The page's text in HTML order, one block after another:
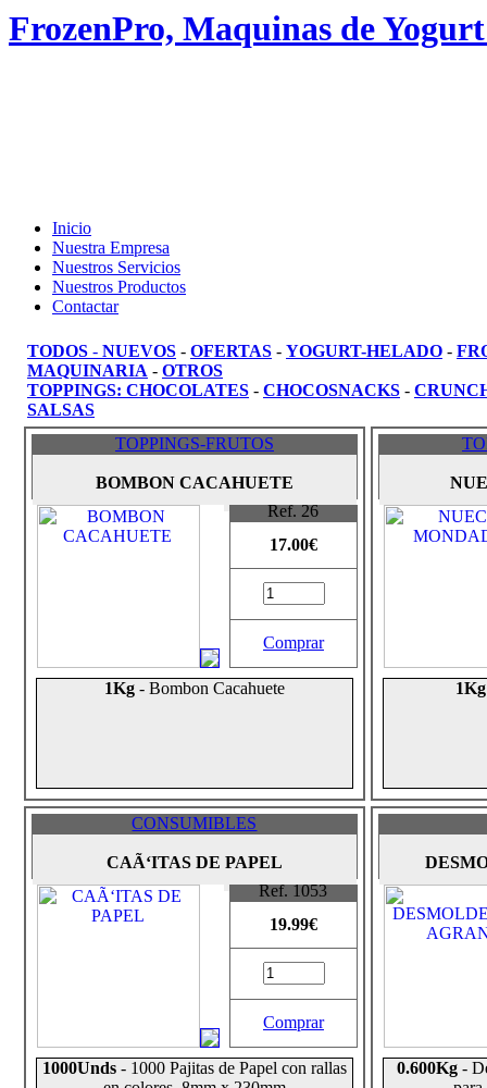
FrozenPro, Maquinas de
Inicio
Nuestra Empresa
Nuestros Servicios
Nuestros Productos
Contactar
TODOS - NUEVOS - OFERTAS - YOGURT-HELADO -
MAQUINARIA - OTROS
TOPPINGS: CHOCOLATES - CHOCOSNACKS -
SALSAS
TOPPINGS-FRUTOS
BOMBON CACAHUETE
Ref. 26
17.00€
Comprar
1Kg - Bombon Cacahuete 1Kg
CONSUMIBLES
CAÃ‘ITAS DE PAPEL
Ref. 1053
19.99€
Comprar
1000Unds - 1000 Pajitas de Papel con rallas
0.600Kg -